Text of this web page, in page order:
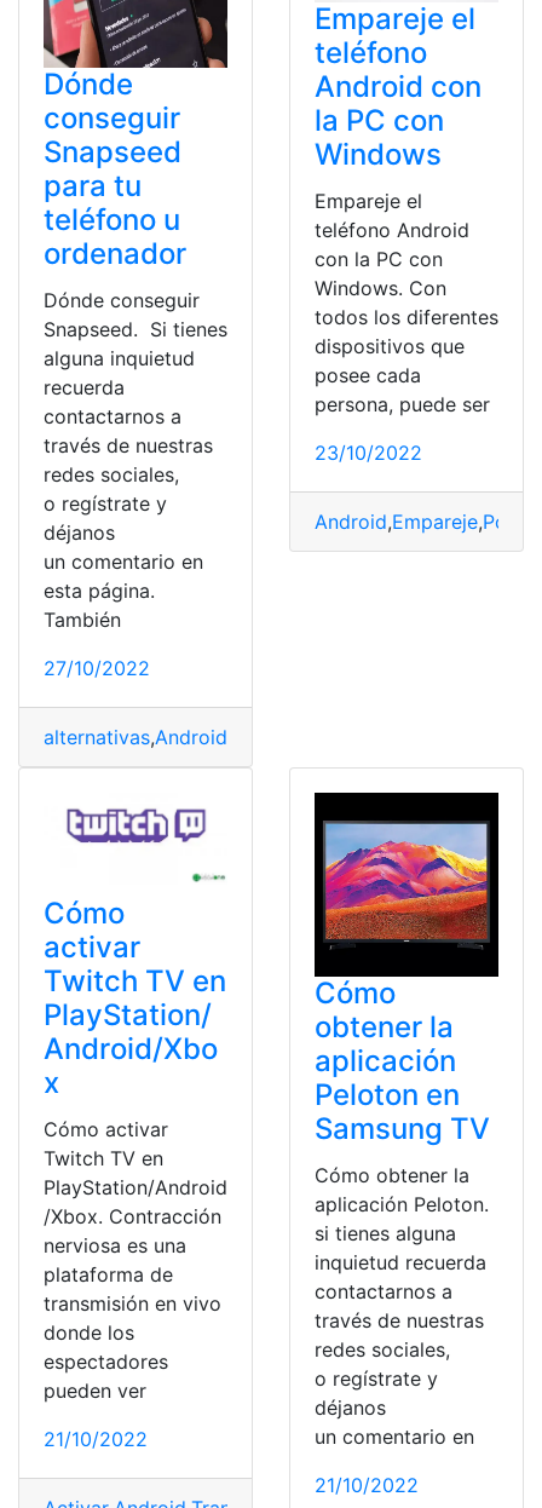
Dónde
conseguir
Snapseed
para tu
teléfono u
ordenador
Dónde conseguir
Snapseed. Si tienes
alguna inquietud
recuerda
contactarnos a
través de nuestras
redes sociales,
o regístrate y
déjanos
un comentario en
esta página.
También
27/10/2022
alternativas,Android
Empareje el
teléfono
Android con
la PC con
Windows
Empareje el
teléfono Android
con la PC con
Windows. Con
todos los diferentes
dispositivos que
posee cada
persona, puede ser
23/10/2022
Android,Empareje,Pc
Cómo
activar
Twitch TV en
PlayStation/
Android/Xbo
x
Cómo activar
Twitch TV en
PlayStation/Android
/Xbox. Contracción
nerviosa es una
plataforma de
transmisión en vivo
donde los
espectadores
pueden ver
21/10/2022
Cómo
obtener la
aplicación
Peloton en
Samsung TV
Cómo obtener la
aplicación Peloton.
si tienes alguna
inquietud recuerda
contactarnos a
través de nuestras
redes sociales,
o regístrate y
déjanos
un comentario en
21/10/2022